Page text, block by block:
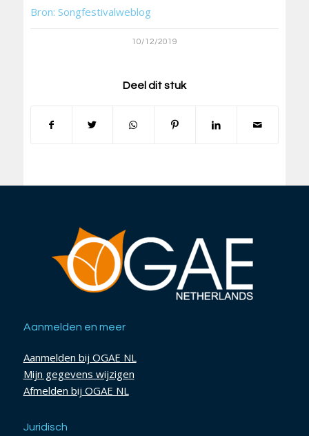
Bron: Songfestivalweblog
10/12/2019
Deel dit stuk
Aanmelden en meer
Aanmelden bij OGAE NL
Mijn gegevens wijzigen
Afmelden bij OGAE NL
Juridisch